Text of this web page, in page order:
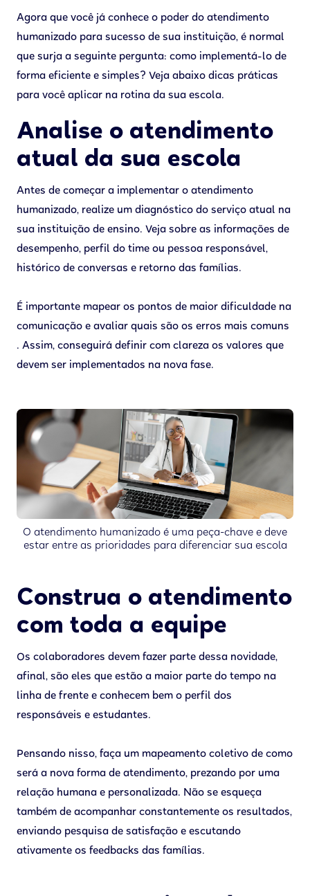
Agora que você já conhece o poder do atendimento
humanizado para sucesso de sua instituição, é normal
que surja a seguinte pergunta: como implementá-lo de
forma eficiente e simples? Veja abaixo dicas práticas
para você aplicar na rotina da sua escola.
Analise o atendimento
atual da sua escola
Antes de começar a implementar o atendimento
humanizado, realize um diagnóstico do serviço atual na
sua instituição de ensino. Veja sobre as informações de
desempenho, perfil do time ou pessoa responsável,
histórico de conversas e retorno das famílias.
É importante mapear os pontos de maior dificuldade na
comunicação e avaliar quais são os erros mais comuns
. Assim, conseguirá definir com clareza os valores que
devem ser implementados na nova fase.
O atendimento humanizado é uma peça-chave e deve
estar entre as prioridades para diferenciar sua escola
Construa o atendimento
com toda a equipe
Os colaboradores devem fazer parte dessa novidade,
afinal, são eles que estão a maior parte do tempo na
linha de frente e conhecem bem o perfil dos
responsáveis e estudantes.
Pensando nisso, faça um mapeamento coletivo de como
será a nova forma de atendimento, prezando por uma
relação humana e personalizada. Não se esqueça
também de acompanhar constantemente os resultados,
enviando pesquisa de satisfação e escutando
ativamente os feedbacks das famílias.